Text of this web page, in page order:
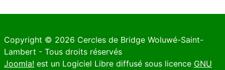
Copyright © 2026 Cercles de Bridge Woluwé-Saint-
Lambert - Tous droits réservés
Joomla! est un Logiciel Libre diffusé sous licence GNU